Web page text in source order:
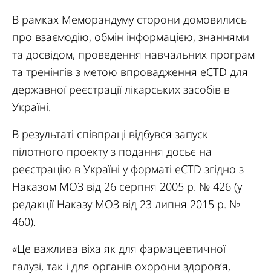
В рамках Меморандуму сторони домовились
про взаємодію, обмін інформацією, знаннями
та досвідом, проведення навчальних програм
та тренінгів з метою впровадження eCTD для
державної реєстрації лікарських засобів в
Україні.
В результаті співпраці відбувся запуск
пілотного проекту з подання досьє на
реєстрацію в Україні у форматі eСТD згідно з
Наказом МОЗ від 26 серпня 2005 р. № 426 (у
редакції Наказу МОЗ від 23 липня 2015 р. №
460).
«Це важлива віха як для фармацевтичної
галузі, так і для органів охорони здоров’я,